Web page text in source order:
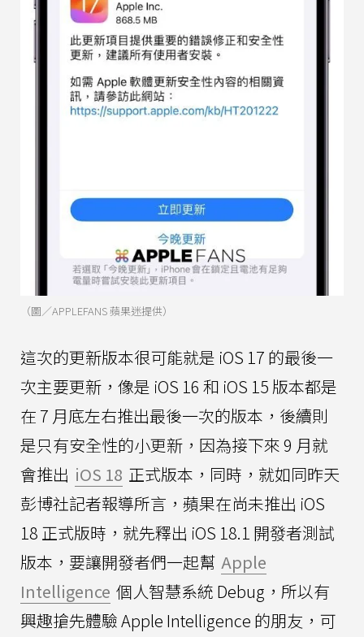
（圖／APPLEFANS 蘋果迷提供）
這次的更新版本很可能就是 iOS 17 的最後一
次主要更新，像是 iOS 16 和 iOS 15 版本都是
在 7 月底左右推出最後一次的版本，後續則
是只有安全性的小更新，因為接下來 9 月就
會推出 iOS 18 正式版本，同時，就如同昨天
彭博社記者報導所言，蘋果在尚未推出 iOS
18 正式版時，就先釋出 iOS 18.1 開發者測試
版本，要讓開發者們一起幫 Apple
Intelligence 個人智慧系統 Debug，所以有
興趣搶先體驗 Apple Intelligence 的朋友，可